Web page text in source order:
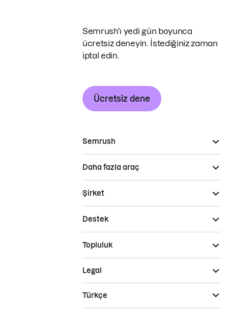
Semrush'ı yedi gün boyunca
ücretsiz deneyin. İstediğiniz zaman
iptal edin.
Ücretsiz dene
Semrush
Daha fazla araç
Şirket
Destek
Topluluk
Legal
Türkçe